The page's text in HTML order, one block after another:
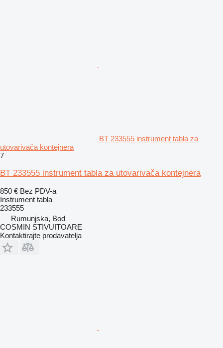
BT 233555 instrument tabla za
utovarivača kontejnera
7
BT 233555 instrument tabla za utovarivača kontejnera
850 € Bez PDV-a
Instrument tabla
233555
Rumunjska, Bod
COSMIN STIVUITOARE
Kontaktirajte prodavatelja